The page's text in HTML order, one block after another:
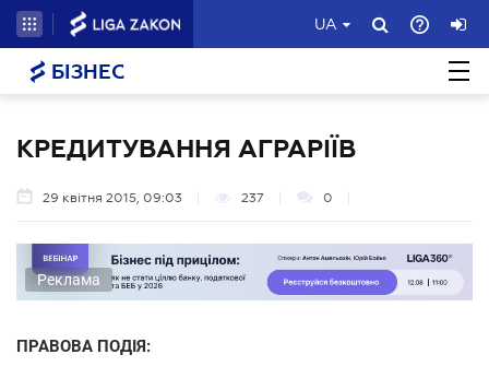
UA
БІЗНЕС
КРЕДИТУВАННЯ АГРАРІЇВ
29 квітня 2015, 09:03 237 0
Реклама
ПРАВОВА ПОДІЯ: